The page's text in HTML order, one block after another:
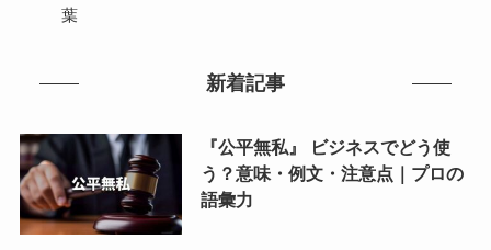
葉
新着記事
『公平無私』 ビジネスでどう使
う？意味・例文・注意点｜プロの
語彙力